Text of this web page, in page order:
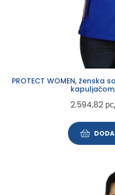
PROTECT WOMEN,
2.594,82